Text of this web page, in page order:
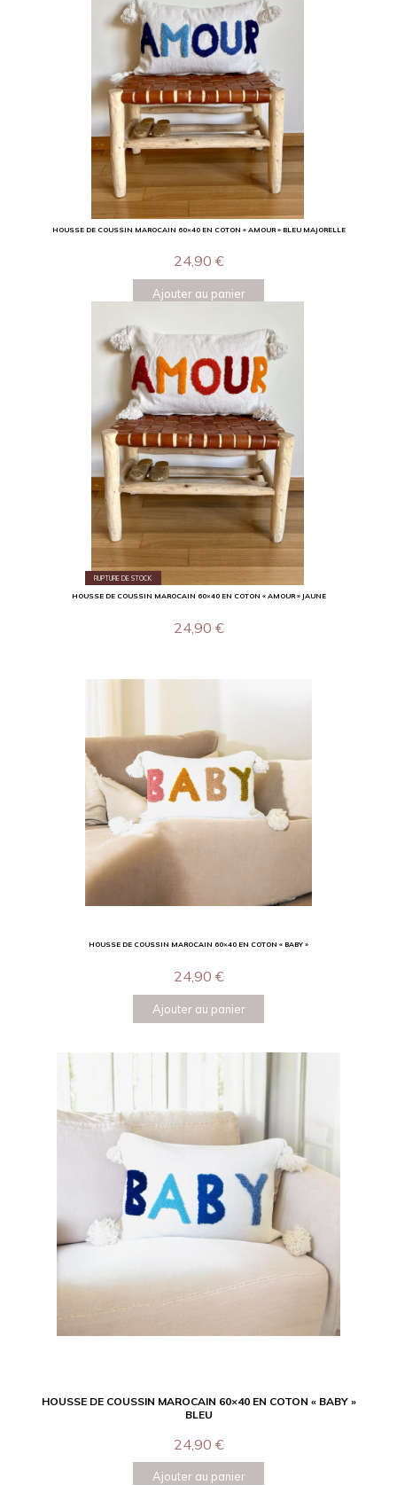
HOUSSE DE COUSSIN MAROCAIN 60×40 EN COTON « AMOUR » BLEU MAJORELLE
24,90 €
Ajouter au panier
RUPTURE DE STOCK
HOUSSE DE COUSSIN MAROCAIN 60×40 EN COTON « AMOUR » JAUNE
24,90 €
HOUSSE DE COUSSIN MAROCAIN 60×40 EN COTON « BABY »
24,90 €
Ajouter au panier
HOUSSE DE COUSSIN MAROCAIN 60×40 EN COTON « BABY »
BLEU
24,90 €
Ajouter au panier